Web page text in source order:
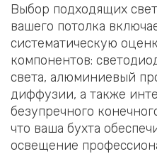
Выбор подходящих
вашего потолка
систематическую
компонентов:
света, алюминиевый
диффузии, а также
безупречного
что ваша бухта
освещение